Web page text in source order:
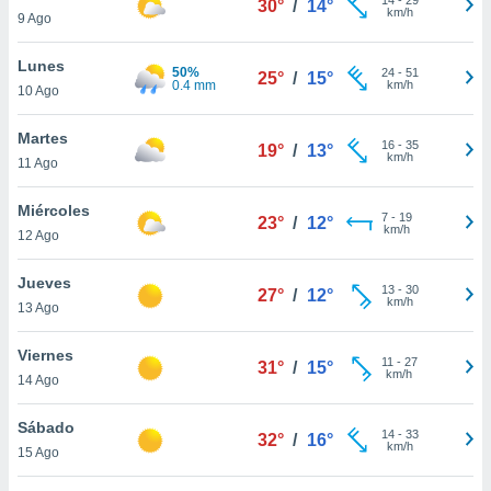
más
nuestra
y
de
disponible
cookies
aceptar
9 Ago
30° / 14°
km/h
Lunes
10 Ago
50%
0.4 mm
25° / 15° 24- 51
km/h
Martes
11 Ago
19° / 13° 16- 35
km/h
Miércoles
12 Ago
23° / 12° 7- 19
km/h
Jueves
13 Ago
27° / 12° 13- 30
km/h
Viernes
14 Ago
31° / 15° 11 - 27
km/h
Sábado
15 Ago
32° / 16° 14- 33
km/h